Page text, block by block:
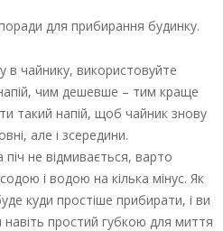
для прибирання будинку.
в чайнику, використовуйте
чим дешевше – тим краще
такий напій, щоб чайник знову
але і зсередини.
не відмивається, варто
і водою на кілька мінус. Як
куди простіше прибирати, і ви
простий губкою для миття